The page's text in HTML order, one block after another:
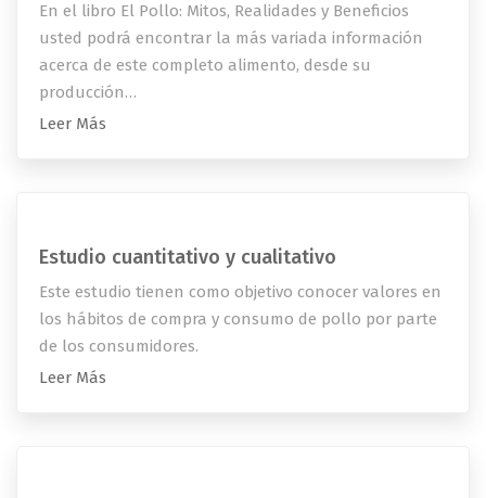
En el libro El Pollo: Mitos, Realidades y Beneficios
usted podrá encontrar la más variada información
acerca de este completo alimento, desde su
producción…
Leer Más
Estudio cuantitativo y cualitativo
Este estudio tienen como objetivo conocer valores en
los hábitos de compra y consumo de pollo por parte
de los consumidores.
Leer Más